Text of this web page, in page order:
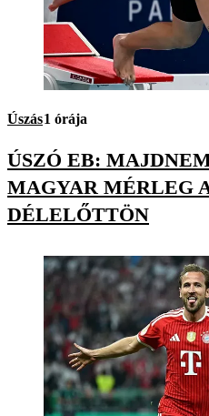
Úszás1 órája
ÚSZÓ EB:
MAGYAR MÉRLEG
DÉLELŐTTÖN